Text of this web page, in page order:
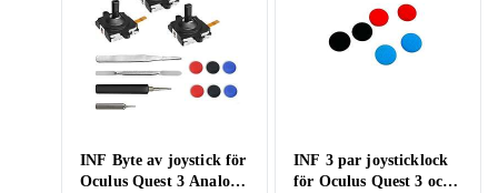
INF Byte av joystick för
Oculus Quest 3 Analog
INF 3 par joysticklock
för Oculus Quest 3 och